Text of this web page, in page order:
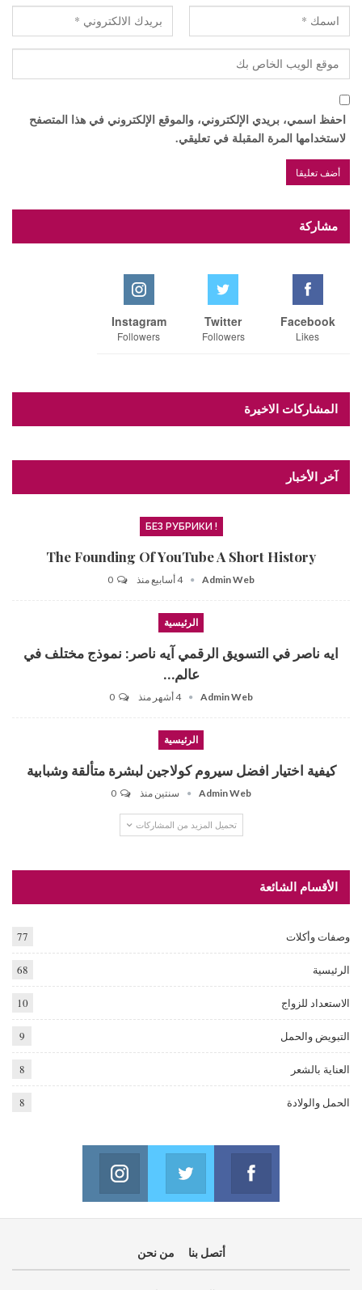
احفظ اسمي، بريدي الإلكتروني، والموقع الإلكتروني في هذا المتصفح
لاستخدامها المرة المقبلة في تعليقي.
مشاركة
Facebook
Likes
Twitter
Followers
Instagram
Followers
المشاركات الاخيرة
آخر الأخبار
! БЕЗ РУБРИКИ
The Founding Of YouTube A Short History
Admin Web 4 أسابيع منذ
الرئيسية
ايه ناصر في التسويق الرقمي آيه ناصر: نموذج مختلف في
عالم…
Admin Web 4 أشهر منذ
الرئيسية
كيفية اختيار افضل سيروم كولاجين لبشرة متألقة وشبابية
Admin Web سنتين منذ
تحميل المزيد من المشاركات
الأقسام الشائعة
وصفات وأكلات 77
الرئيسية 68
الاستعداد للزواج 10
التبويض والحمل 9
العناية بالشعر 8
الحمل والولادة 8
Facebook
Join us on Facebook
Twitter
Join us on Twitter
أتصل بنا من نحن